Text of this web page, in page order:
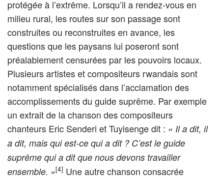
protégée à l’extrême. Lorsqu’il a rendez-vous en
milieu rural, les routes sur son passage sont
construites ou reconstruites en avance, les
questions que les paysans lui poseront sont
préalablement censurées par les pouvoirs locaux.
Plusieurs artistes et compositeurs rwandais sont
notamment spécialisés dans l’acclamation des
accomplissements du guide suprême. Par exemple
un extrait de la chanson des compositeurs
chanteurs Eric Senderi et Tuyisenge dit : « Il a dit, il
a dit, mais qui est-ce qui a dit ? C’est le guide
suprême qui a dit que nous devons travailler
ensemble. »[4] Une autre chanson consacrée